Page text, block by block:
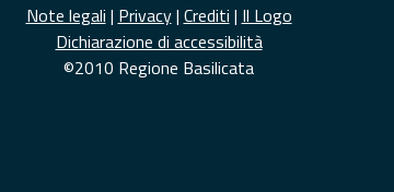
Note legali | Privacy| Crediti | Il Logo
Dichiarazione di accessibilità
©2010 Regione Basilicata